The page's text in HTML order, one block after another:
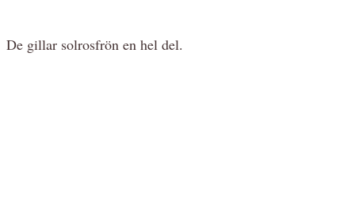
De gillar solrosfrön en hel del.